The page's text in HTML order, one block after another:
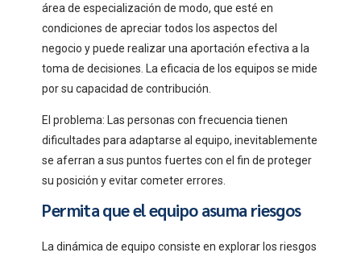
área de especialización de modo, que esté en
condiciones de apreciar todos los aspectos del
negocio y puede realizar una aportación efectiva a la
toma de decisiones. La eficacia de los equipos se mide
por su capacidad de contribución.
El problema: Las personas con frecuencia tienen
dificultades para adaptarse al equipo, inevitablemente
se aferran a sus puntos fuertes con el fin de proteger
su posición y evitar cometer errores.
Permita que el equipo asuma riesgos
La dinámica de equipo consiste en explorar los riesgos